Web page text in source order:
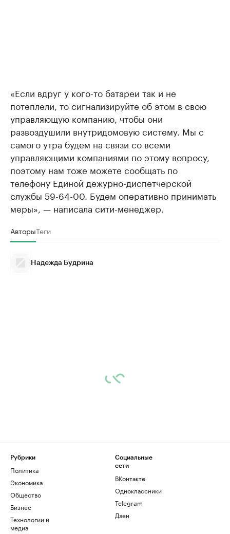
«Если вдруг у кого-то батареи так и не
потеплели, то сигнализируйте об этом в свою
управляющую компанию, чтобы они
развоздушили внутридомовую систему. Мы с
самого утра будем на связи со всеми
управляющими компаниями по этому вопросу,
поэтому нам тоже можете сообщать по
телефону Единой дежурно-диспетчерской
службы 59-64-00. Будем оперативно принимать
меры», — написала сити-менеджер.
АвторыТеги
Надежда Будрина
Рубрики
Политика
Экономика
Общество
Бизнес
Технологии и
медиа
Социальные
сети
ВКонтакте
Одноклассники
Telegram
Дзен